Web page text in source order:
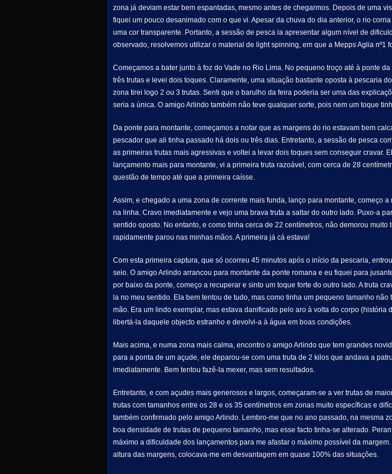
zona já deviam estar bem espantadas, mesmo antes de chegarmos. Depois de uma
fiquei um pouco desanimado com o que vi. Apesar da chuva do dia anterior, o rio
uma cor transparente. Portanto, a sessão de pesca ia apresentar algum nível de
observado, resolvemos utilizar o material de light spinning, em que a Mepps Aglia nº1
Começamos a bater junto à foz do Vade no Rio Lima. No pequeno troço até à ponte
três trutas e levei dois toques. Claramente, uma situação bastante oposta à pescaria
zona tirei logo 2 ou 3 trutas. Senti que o barulho da feira poderia ser uma das
seria a única. O amigo Arlindo também não teve qualquer sorte, pois nem um toque
Da ponte para montante, começamos a notar que as margens do rio estavam bem
pescador que ali tinha passado há dois ou três dias. Entretanto, a sessão de pesca
as primeiras trutas mais agressivas e voltei a levar dois toques sem conseguir cravar.
lançamento mais para montante, vi a primeira truta razoável, com cerca de 28
questão de tempo até que a primeira caísse.
Assim, e chegado a uma zona de corrente mais funda, lanço para montante, começo a
na linha. Cravo imediatamente e vejo uma brava truta a saltar do outro lado. Puxo-a
sentido oposto. No entanto, e como tinha cerca de 22 centímetros, não demorou muito
rapidamente parou nas minhas mãos. A primeira já cá estava!
Com esta primeira captura, que só ocorreu 45 minutos após o início da pescaria,
seio. O amigo Arlindo arrancou para montante da ponte romana e eu fiquei para
por baixo da ponte, começo a recuperar e sinto um toque forte do outro lado. A truta
la no meu sentido. Ela bem tentou de tudo, mas como tinha um pequeno tamanho
mão. Era um lindo exemplar, mas estava danificado pelo aro à volta do corpo (história
libertá-la daquele objecto estranho e devolvi-a à água em boas condições.
Mais acima, e numa zona mais calma, encontro o amigo Arlindo que tem grandes
para a ponta de um açude, ele deparou-se com uma truta de 2 kilos que andava a
imediatamente. Bem tentou fazê-la mexer, mas sem resultados.
Entretanto, e com açudes mais generosos e largos, começaram-se a ver trutas de
trutas com tamanhos entre os 28 e os 35 centímetros em zonas muito específicas e
também confirmado pelo amigo Arlindo. Lembro-me que no ano passado, na mesma
boa densidade de trutas de pequeno tamanho, mas esse facto tinha-se alterado.
máximo a dificuldade dos lançamentos para me afastar o máximo possível da
altura das margens, colocava-me em desvantagem em quase 100% das situações.